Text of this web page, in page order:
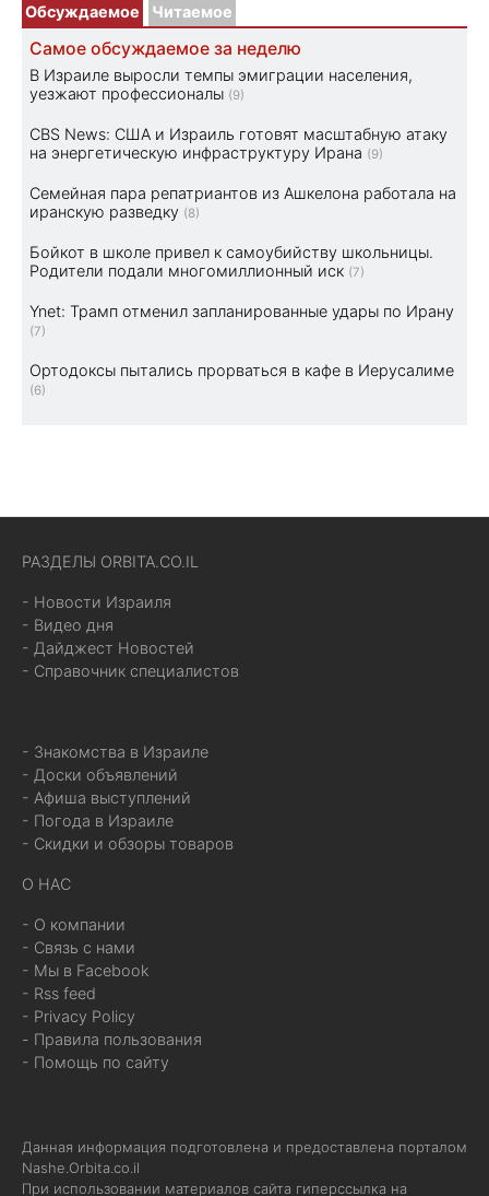
Обсуждаемое Читаемое
Самое обсуждаемое за неделю
В Израиле выросли темпы эмиграции населения,
уезжают профессионалы (9)
CBS News: США и Израиль готовят масштабную атаку
на энергетическую инфраструктуру Ирана (9)
Семейная пара репатриантов из Ашкелона работала на
иранскую разведку (8)
Бойкот в школе привел к самоубийству школьницы.
Родители подали многомиллионный иск (7)
Ynet: Трамп отменил запланированные удары по Ирану
(7)
Ортодоксы пытались прорваться в кафе в Иерусалиме
(6)
РАЗДЕЛЫ ORBITA.CO.IL
- Новости Израиля
- Видео дня
- Дайджест Новостей
- Справочник специалистов
- Знакомства в Израиле
- Доски объявлений
- Афиша выступлений
- Погода в Израиле
- Скидки и обзоры товаров
О НАС
- О компании
- Связь с нами
- Мы в Facebook
- Rss feed
- Privacy Policy
- Правила пользования
- Помощь по сайту
Данная информация подготовлена и предоставлена порталом
Nashe.Orbita.co.il
При использовании материалов сайта гиперссылка на